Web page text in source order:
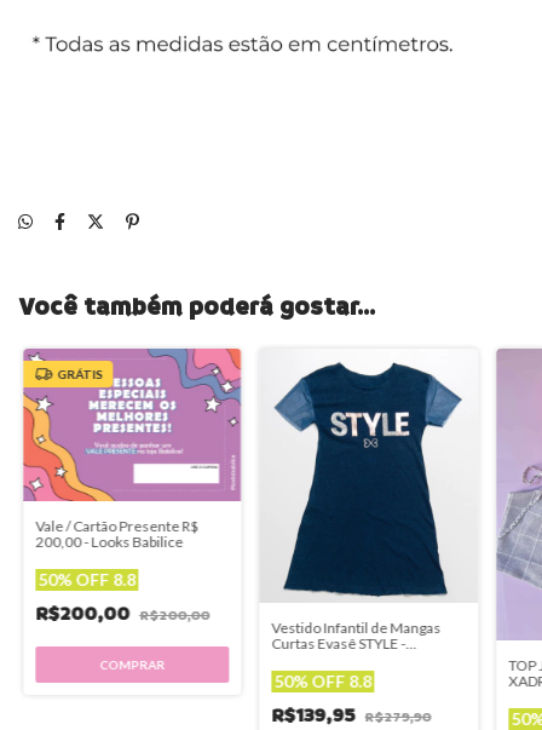
Você também poderá gostar...
GRÁTIS
Vale / Cartão Presente R$
200,00 - Looks Babilice
50% OFF 8.8
R$200,00 R$200,00
Vestido Infantil de Mangas
Curtas Evasê STYLE -
50% OFF 8.8
R$139,95 R$279,90
TOP